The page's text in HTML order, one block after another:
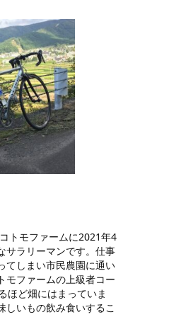
トモファームに2021年4
サラリーマンです。仕事
てしまい市民農園に通い
モファームの上級者コー
ほど畑にはまっていま
しいもの飲み食いするこ